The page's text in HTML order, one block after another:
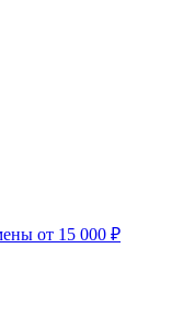
от 15 000 ₽